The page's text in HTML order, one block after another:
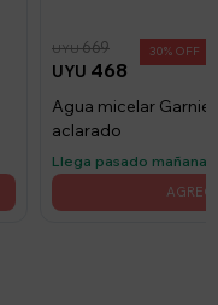
UYU 468
UYU669 30
Agua micelar
aclarado
Llega pasado mañana